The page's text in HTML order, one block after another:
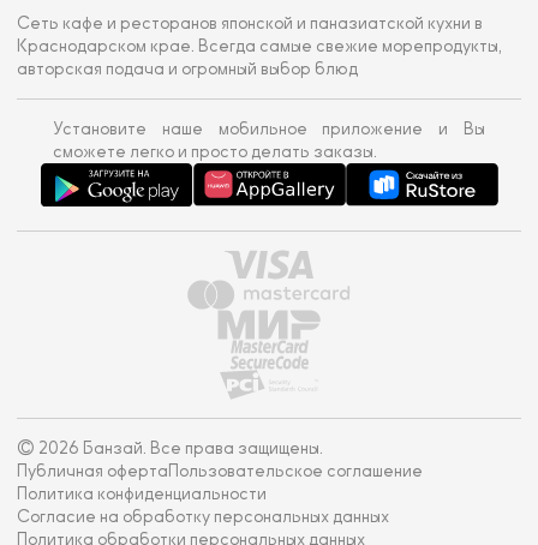
Сеть кафе и ресторанов японской и паназиатской кухни в
Краснодарском крае. Всегда самые свежие морепродукты,
авторская подача и огромный выбор блюд
Установите наше мобильное приложение и Вы
сможете легко и просто делать заказы.
© 2026 Банзай. Все права защищены.
Публичная оферта Пользовательское соглашение
Политика конфиденциальности
Согласие на обработку персональных данных
Политика обработки персональных данных